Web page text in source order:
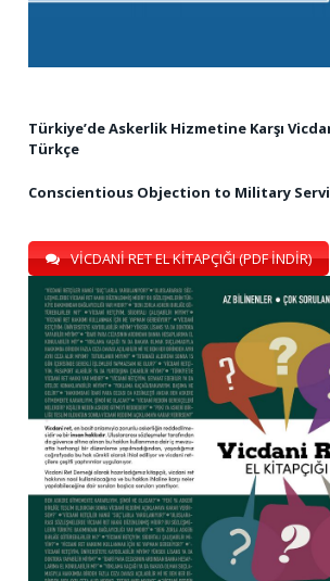
Türkiye’de Askerlik Hizmetine Karşı
Türkçe
Conscientious Objection to Military
VİCDANİ RET EL KİTAPÇIĞI (PDF İNDİR)